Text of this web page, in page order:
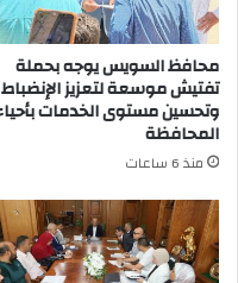
محافظ السويس يوجه بحملة
تفتيش موسعة لتعزيز الإنضباط
وتحسين مستوى الخدمات
المحافظة
منذ 6 ساعات